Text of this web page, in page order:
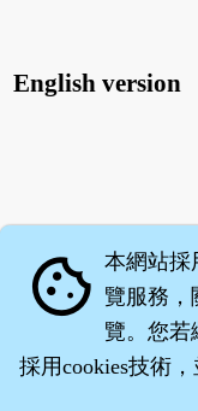
English version
cookie 本網站採
覽服務，
覽。您若
採用cookies技術